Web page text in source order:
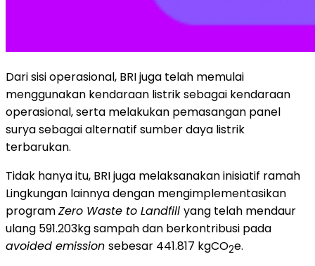
Dari sisi operasional, BRI juga telah memulai
menggunakan kendaraan listrik sebagai kendaraan
operasional, serta melakukan pemasangan panel
surya sebagai alternatif sumber daya listrik
terbarukan.
Tidak hanya itu, BRI juga melaksanakan inisiatif ramah
Lingkungan lainnya dengan mengimplementasikan
programZero Waste to Landfill yang telah mendaur
ulang 591.203kg sampah dan berkontribusi pada
avoided emission sebesar 441.817 kgCO2e.